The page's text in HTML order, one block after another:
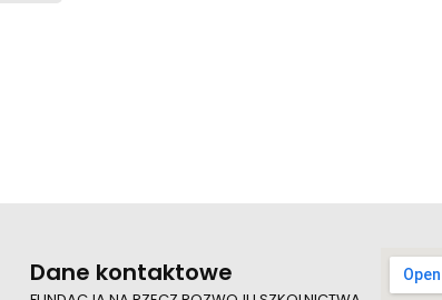
Dane kontaktowe